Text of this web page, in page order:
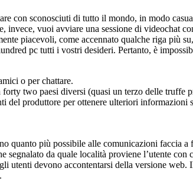
con sconosciuti di tutto il mondo, in modo
vuoi avviare una sessione di videochat
piacevoli, come accennato qualche riga più
pc tutti i vostri desideri. Pertanto, è
o per chattare.
two paesi diversi (quasi un terzo delle truffe
produttore per ottenere ulteriori informazioni
più possibile alle comunicazioni faccia a
da quale località proviene l’utente
utenti devono accontentarsi della versione